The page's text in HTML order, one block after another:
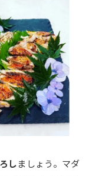
しましょう。マダ